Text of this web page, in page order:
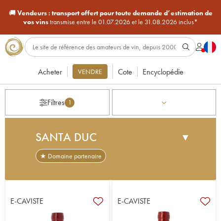
🚚Vendeurs : transport offert pour toute demande d’estimation de
vos vinstransmise entre le 01.07.2026 et le 31.08.2026 inclus*
Acheter VENDRE Cote Encyclopédie
Filtres 1
SANTA DUC ▼
★ Domaine partenaire
Grand Duc » en provençal, réalise des vins racés,
purs et élégants au pied des Dentelles de
Montmirail. Situé sur l'appellation Gigondas,
E-CAVISTE E-CAVISTE